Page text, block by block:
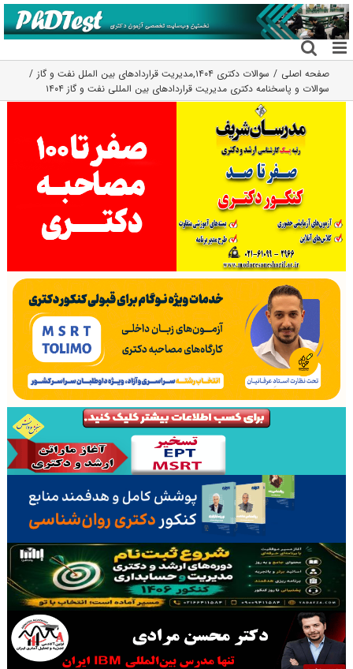
رفتن
به
محتوا
صفحه اصلی سوالات دکتری ۱۴۰۴ ,مدیریت قراردادهای بین الملل نفت و گاز
سوالات و پاسخنامه دکتری مدیریت قراردادهای بین المللی نفت و گاز ۱۴۰۴